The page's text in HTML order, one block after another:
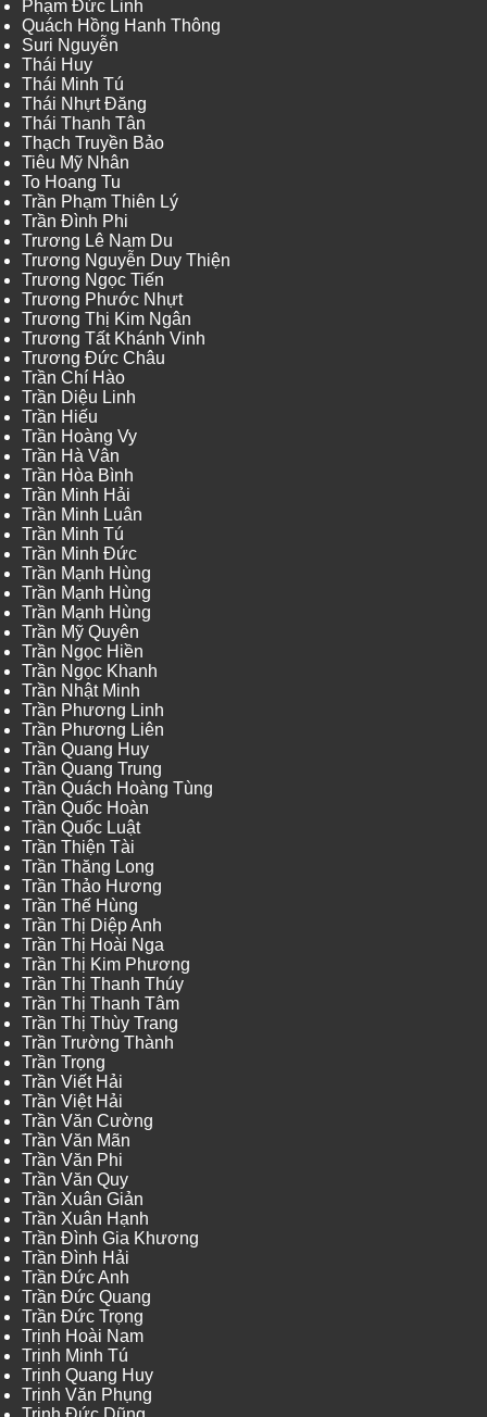
Phạm Đức Linh
Quách Hồng Hanh Thông
Suri Nguyễn
Thái Huy
Thái Minh Tú
Thái Nhựt Đăng
Thái Thanh Tân
Thạch Truyền Bảo
Tiêu Mỹ Nhân
To Hoang Tu
Trần Phạm Thiên Lý
Trần Đình Phi
Trương Lê Nam Du
Trương Nguyễn Duy Thiện
Trương Ngọc Tiến
Trương Phước Nhựt
Trương Thị Kim Ngân
Trương Tất Khánh Vinh
Trương Đức Châu
Trần Chí Hào
Trần Diệu Linh
Trần Hiếu
Trần Hoàng Vy
Trần Hà Vân
Trần Hòa Bình
Trần Minh Hải
Trần Minh Luân
Trần Minh Tú
Trần Minh Đức
Trần Mạnh Hùng
Trần Mạnh Hùng
Trần Mạnh Hùng
Trần Mỹ Quyên
Trần Ngọc Hiền
Trần Ngọc Khanh
Trần Nhật Minh
Trần Phương Linh
Trần Phương Liên
Trần Quang Huy
Trần Quang Trung
Trần Quách Hoàng Tùng
Trần Quốc Hoàn
Trần Quốc Luật
Trần Thiện Tài
Trần Thăng Long
Trần Thảo Hương
Trần Thế Hùng
Trần Thị Diệp Anh
Trần Thị Hoài Nga
Trần Thị Kim Phương
Trần Thị Thanh Thúy
Trần Thị Thanh Tâm
Trần Thị Thùy Trang
Trần Trường Thành
Trần Trọng
Trần Viết Hải
Trần Việt Hải
Trần Văn Cường
Trần Văn Mãn
Trần Văn Phi
Trần Văn Quy
Trần Xuân Giản
Trần Xuân Hạnh
Trần Đình Gia Khương
Trần Đình Hải
Trần Đức Anh
Trần Đức Quang
Trần Đức Trọng
Trịnh Hoài Nam
Trịnh Minh Tú
Trịnh Quang Huy
Trịnh Văn Phụng